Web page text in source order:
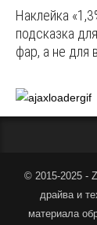
Наклейка
подсказка
фар, а не для
© 2015-2025 -
драйва и
материала